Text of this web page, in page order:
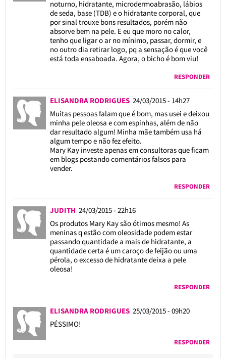
noturno, hidratante, microdermoabrasão, lábios
de seda, base (TDB) e o hidratante corporal, que
por sinal trouxe bons resultados, porém não
absorve bem na pele. E eu que moro no calor,
tenho que ligar o ar no mínimo, passar, dormir, e
no outro dia retirar logo, pq a sensação é que você
está toda ensaboada. Agora, o bicho é bom viu!
RESPONDER
ELISANDRA RODRIGUES 24/03/2015 - 14h27
Muitas pessoas falam que é bom, mas usei e deixou
minha pele oleosa e com espinhas, além de não
dar resultado algum! Minha mãe também usa há
algum tempo e não fez efeito.
Mary Kay investe apenas em consultoras que ficam
em blogs postando comentários falsos para
vender.
RESPONDER
JUDITH 24/03/2015 - 22h16
Os produtos Mary Kay são ótimos mesmo! As
meninas q estão com oleosidade podem estar
passando quantidade a mais de hidratante, a
quantidade certa é um caroço de feijão ou uma
pérola, o excesso de hidratante deixa a pele
oleosa!
RESPONDER
ELISANDRA RODRIGUES 25/03/2015 - 09h20
PÉSSIMO!
RESPONDER